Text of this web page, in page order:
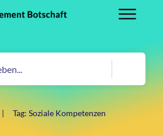
| Tag: Soziale Kompetenzen